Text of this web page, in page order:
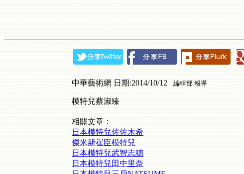
中華藝術網 日期:2014/10/12 編輯部 報導
模特兒蔡淑臻
相關文章：
日本模特兒佐佐木希
傑米斯崔臣模特兒
日本模特兒武智志穗
日本模特兒田中里奈